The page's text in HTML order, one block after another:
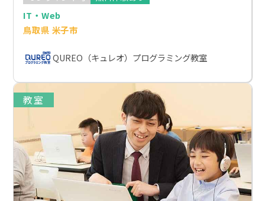
IT・Web
鳥取県 米子市
QUREO（キュレオ）プログラミング教室
教室